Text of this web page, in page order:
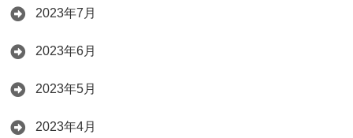
2023年7月
2023年6月
2023年5月
2023年4月